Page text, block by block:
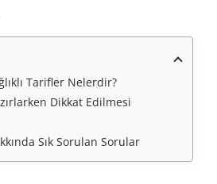
Tarifler Nelerdir?
Dikkat Edilmesi
Sık Sorulan Sorular